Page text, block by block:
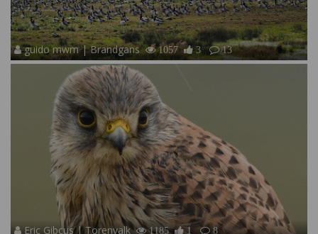
guido mwm | Brandgans 1057 3 13
Eric Gibcus | Torenvalk 1185 1 8